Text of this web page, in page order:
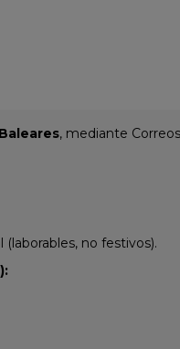
, mediante
no festivos).